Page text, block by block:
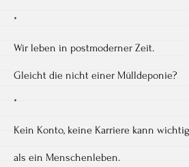
*
Wir leben in postmoderner Zeit.
Gleicht die nicht einer Mülldeponie?
*
Kein Konto, keine Karriere kann
als ein Menschenleben.